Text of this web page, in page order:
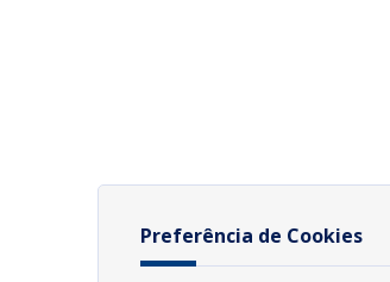
Preferência de Cookies